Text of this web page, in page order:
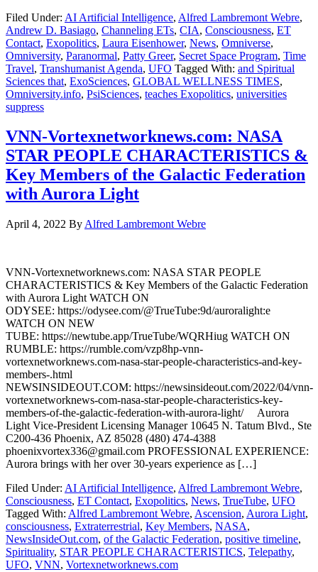
Filed Under: AI Artificial Intelligence, Alfred Lambremont Webre,
Andrew D. Basiago, Channeling ETs, CIA, Consciousness, ET
Contact, Exopolitics, Laura Eisenhower, News, Omniverse,
Omniversity, Paranormal, Patty Greer, Secret Space Program, Time
Travel, Transhumanist Agenda, UFO Tagged With: and Spiritual
Sciences that, ExoSciences, GLOBAL WELLNESS TIMES,
Omniversity.info, PsiSciences, teaches Exopolitics, universities
suppress
VNN-Vortexnetworknews.com: NASA
STAR PEOPLE CHARACTERISTICS &
Key Members of the Galactic Federation
with Aurora Light
April 4, 2022 By Alfred Lambremont Webre
VNN-Vortexnetworknews.com: NASA STAR PEOPLE
CHARACTERISTICS & Key Members of the Galactic Federation
with Aurora Light WATCH ON
ODYSEE: https://odysee.com/@TrueTube:9d/auroralight:e
WATCH ON NEW
TUBE: https://newtube.app/TrueTube/WQRHiug WATCH ON
RUMBLE: https://rumble.com/vzp8hp-vnn-
vortexnetworknews.com-nasa-star-people-characteristics-and-key-
members-.html
NEWSINSIDEOUT.COM: https://newsinsideout.com/2022/04/vnn-
vortexnetworknews-com-nasa-star-people-characteristics-key-
members-of-the-galactic-federation-with-aurora-light/ Aurora
Light Vice-President Licensing Manager 10645 N. Tatum Blvd., Ste
C200-436 Phoenix, AZ 85028 (480) 474-4388
phoenixvortex336@gmail.com PROFESSIONAL EXPERIENCE:
Aurora brings with her over 30-years experience as […]
Filed Under: AI Artificial Intelligence, Alfred Lambremont Webre,
Consciousness, ET Contact, Exopolitics, News, TrueTube, UFO
Tagged With: Alfred Lambremont Webre, Ascension, Aurora Light,
consciousness, Extraterrestrial, Key Members, NASA,
NewsInsideOut.com, of the Galactic Federation, positive timeline,
Spirituality, STAR PEOPLE CHARACTERISTICS, Telepathy,
UFO, VNN, Vortexnetworknews.com